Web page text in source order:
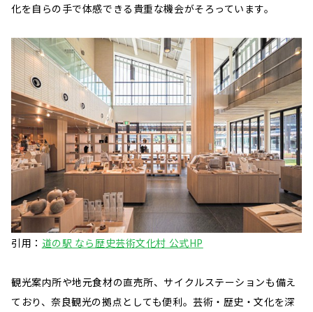
化を自らの手で体感できる貴重な機会がそろっています。
引用： 道の駅 なら歴史芸術文化村 公式HP
観光案内所や地元食材の直売所、サイクルステーションも備え
ており、奈良観光の拠点としても便利。芸術・歴史・文化を深